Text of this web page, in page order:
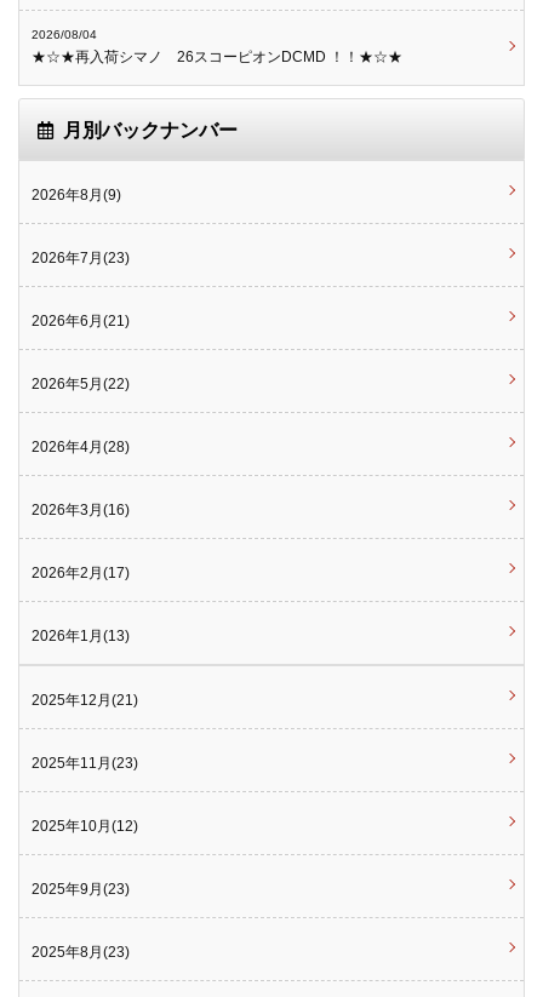
2026/08/04
★☆★再入荷シマノ 26スコーピオンDCMD ！！★☆★
月別バックナンバー
2026年8月(9)
2026年7月(23)
2026年6月(21)
2026年5月(22)
2026年4月(28)
2026年3月(16)
2026年2月(17)
2026年1月(13)
2025年12月(21)
2025年11月(23)
2025年10月(12)
2025年9月(23)
2025年8月(23)